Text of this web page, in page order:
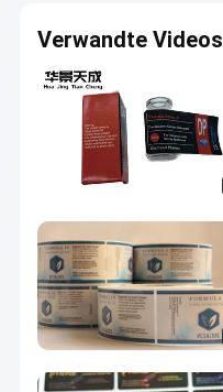
Verwandte Videos